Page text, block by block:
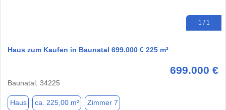
1 / 1
Haus zum Kaufen in Baunatal 699.000 € 225 m²
699.000 €
Baunatal, 34225
Haus ca. 225,00 m² Zimmer 7